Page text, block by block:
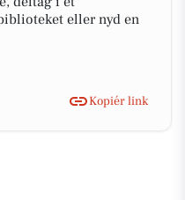
eller nyd en
Kopiér link